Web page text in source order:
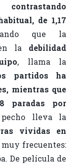
de 1,17
que la
la debilidad
, llama la
partidos ha
mientras que
paradas por
lleva la
vividas en
frecuentes:
De película de